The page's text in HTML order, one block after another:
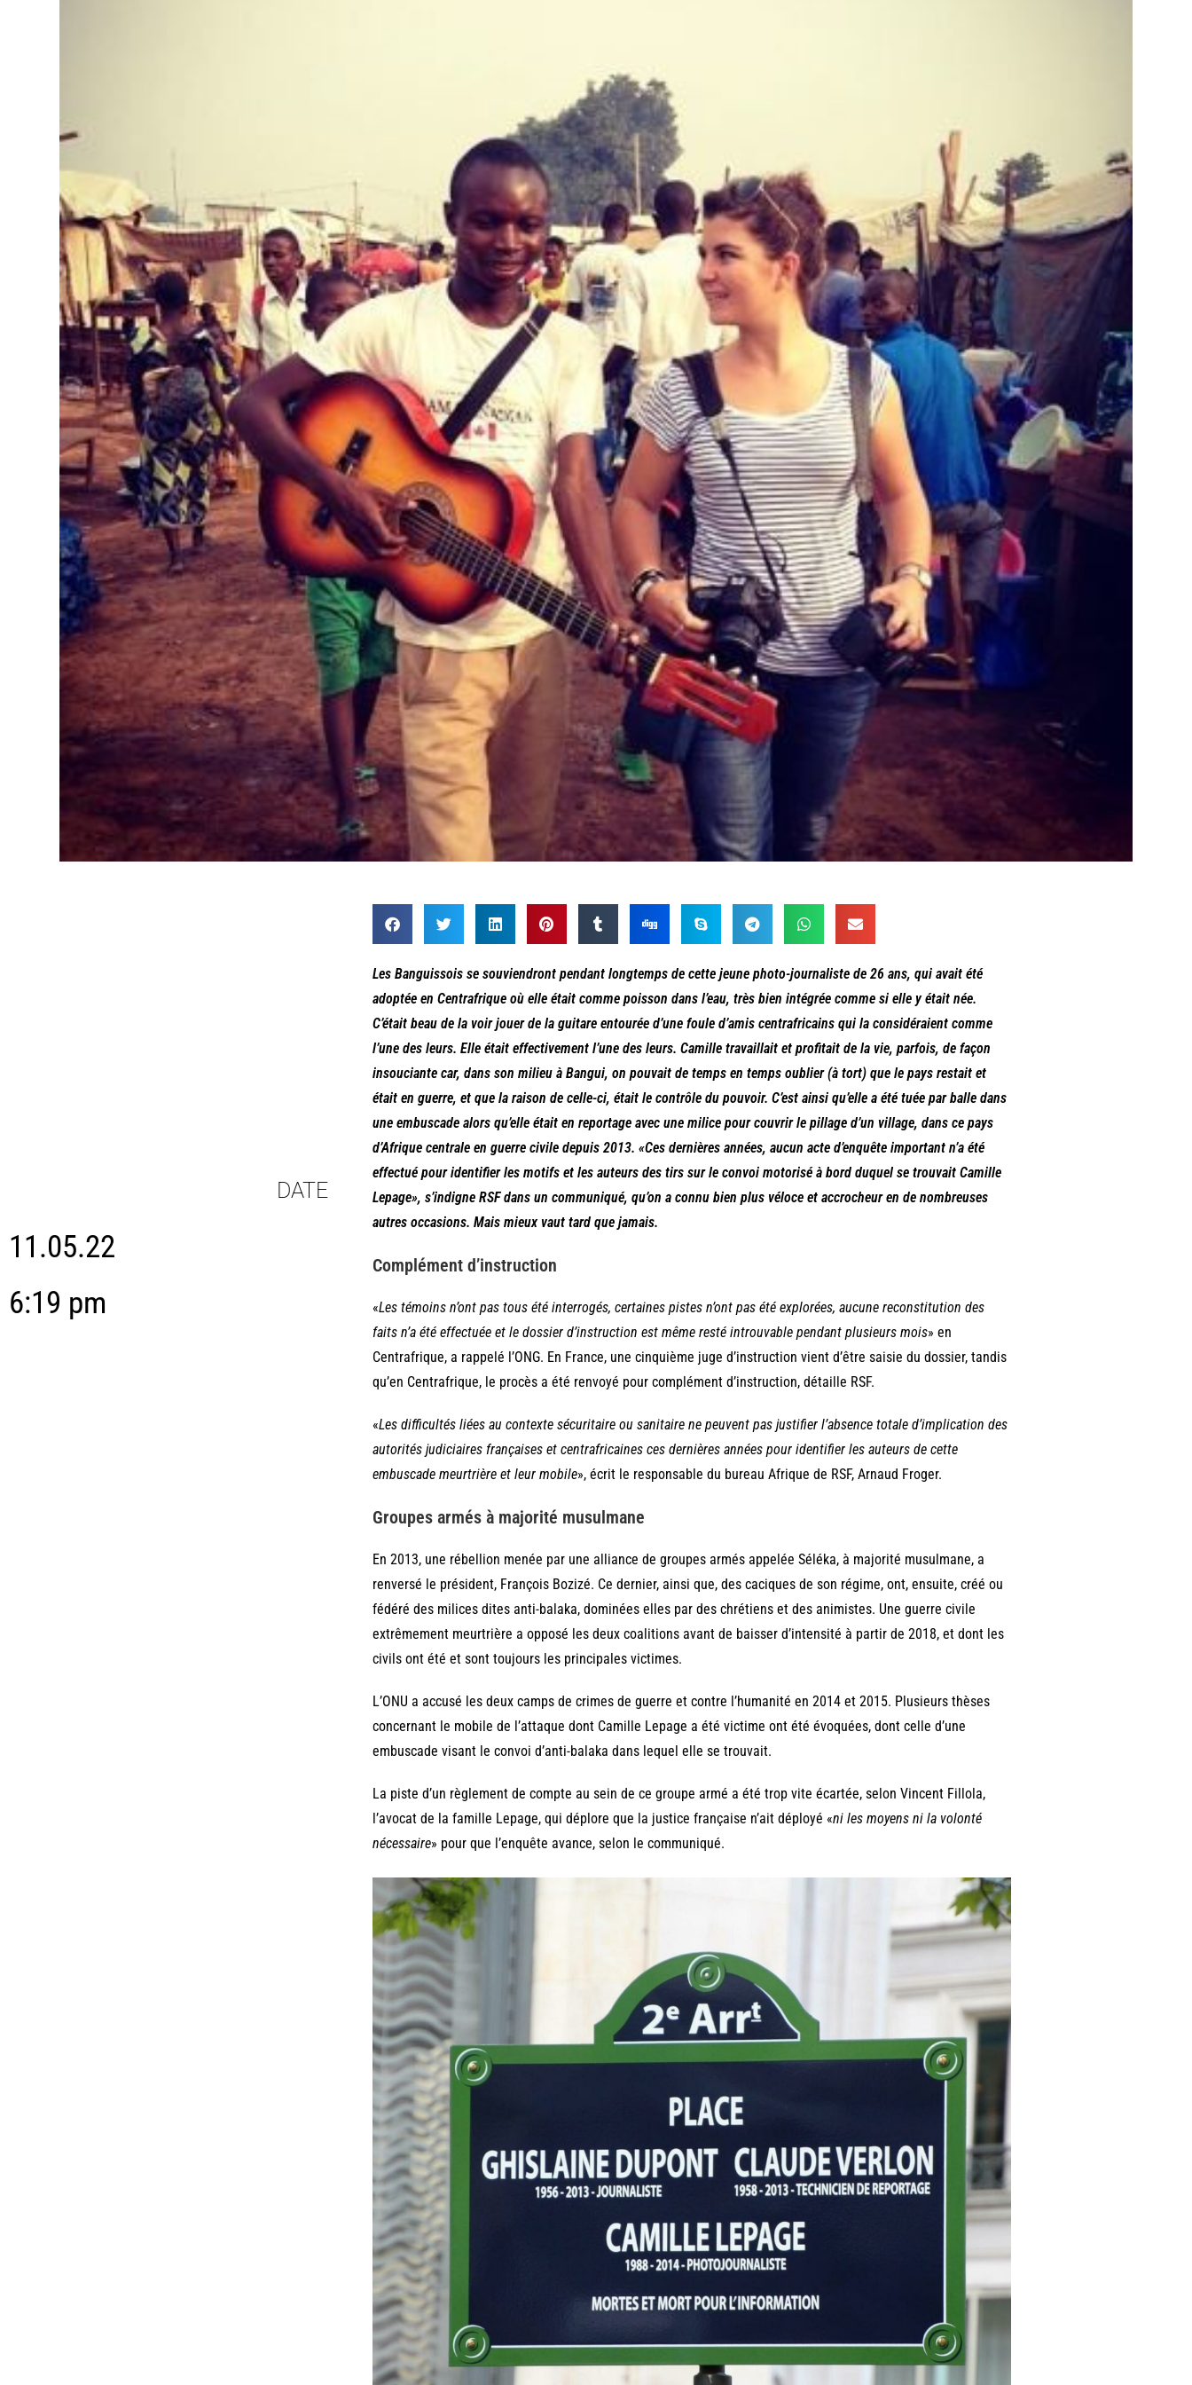
DATE
11.05.22
6:19 pm
Les Banguissois se souviendront pendant longtemps de cette jeune photo-journaliste de 26 ans, qui avait été
adoptée en Centrafrique où elle était comme poisson dans l’eau, très bien intégrée comme si elle y était née.
C’était beau de la voir jouer de la guitare entourée d’une foule d’amis centrafricains qui la considéraient comme
l’une des leurs. Elle était effectivement l’une des leurs. Camille travaillait et profitait de la vie, parfois, de façon
insouciante car, dans son milieu à Bangui, on pouvait de temps en temps oublier (à tort) que le pays restait et
était en guerre, et que la raison de celle-ci, était le contrôle du pouvoir. C’est ainsi qu’elle a été tuée par balle dans
une embuscade alors qu’elle était en reportage avec une milice pour couvrir le pillage d’un village, dans ce pays
d’Afrique centrale en guerre civile depuis 2013. «Ces dernières années, aucun acte d’enquête important n’a été
effectué pour identifier les motifs et les auteurs des tirs sur le convoi motorisé à bord duquel se trouvait Camille
Lepage», s’indigne RSF dans un communiqué, qu’on a connu bien plus véloce et accrocheur en de nombreuses
autres occasions. Mais mieux vaut tard que jamais.
Complément d’instruction
«Les témoins n’ont pas tous été interrogés, certaines pistes n’ont pas été explorées, aucune reconstitution des
faits n’a été effectuée et le dossier d’instruction est même resté introuvable pendant plusieurs mois» en
Centrafrique, a rappelé l’ONG. En France, une cinquième juge d’instruction vient d’être saisie du dossier, tandis
qu’en Centrafrique, le procès a été renvoyé pour complément d’instruction, détaille RSF.
«Les difficultés liées au contexte sécuritaire ou sanitaire ne peuvent pas justifier l’absence totale d’implication des
autorités judiciaires françaises et centrafricaines ces dernières années pour identifier les auteurs de cette
embuscade meurtrière et leur mobile», écrit le responsable du bureau Afrique de RSF, Arnaud Froger.
Groupes armés à majorité musulmane
En 2013, une rébellion menée par une alliance de groupes armés appelée Séléka, à majorité musulmane, a
renversé le président, François Bozizé. Ce dernier, ainsi que, des caciques de son régime, ont, ensuite, créé ou
fédéré des milices dites anti-balaka, dominées elles par des chrétiens et des animistes. Une guerre civile
extrêmement meurtrière a opposé les deux coalitions avant de baisser d’intensité à partir de 2018, et dont les
civils ont été et sont toujours les principales victimes.
L’ONU a accusé les deux camps de crimes de guerre et contre l’humanité en 2014 et 2015. Plusieurs thèses
concernant le mobile de l’attaque dont Camille Lepage a été victime ont été évoquées, dont celle d’une
embuscade visant le convoi d’anti-balaka dans lequel elle se trouvait.
La piste d’un règlement de compte au sein de ce groupe armé a été trop vite écartée, selon Vincent Fillola,
l’avocat de la famille Lepage, qui déplore que la justice française n’ait déployé «ni les moyens ni la volonté
nécessaire» pour que l’enquête avance, selon le communiqué.